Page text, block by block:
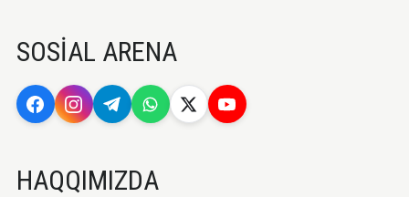
SOSİAL ARENA
HAQQIMIZDA